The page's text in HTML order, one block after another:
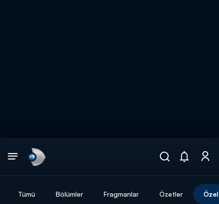
Tümü Bölümler Fragmanlar Özetler